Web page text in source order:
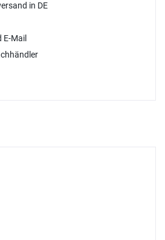
in DE
E-Mail